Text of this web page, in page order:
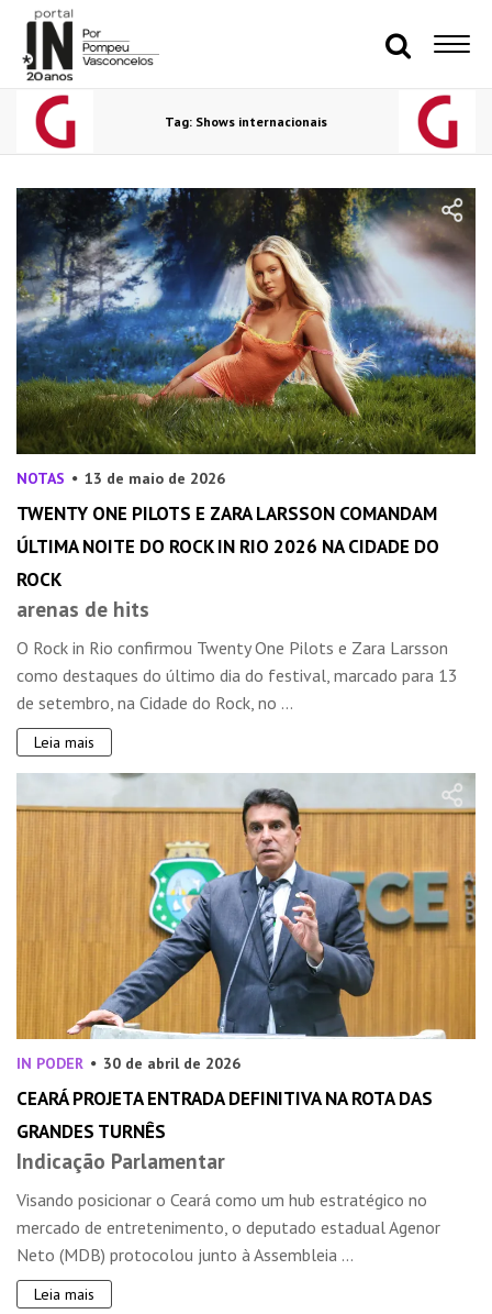
Tag: Shows internacionais
NOTAS 13 de maio de 2026
TWENTY ONE PILOTS E ZARA LARSSON COMANDAM
ÚLTIMA NOITE DO ROCK IN RIO 2026 NA CIDADE DO
ROCK
arenas de hits
O Rock in Rio confirmou Twenty One Pilots e Zara Larsson
como destaques do último dia do festival, marcado para 13
de setembro, na Cidade do Rock, no ...
Leia mais
IN PODER 30 de abril de 2026
CEARÁ PROJETA ENTRADA DEFINITIVA NA ROTA DAS
GRANDES TURNÊS
Indicação Parlamentar
Visando posicionar o Ceará como um hub estratégico no
mercado de entretenimento, o deputado estadual Agenor
Neto (MDB) protocolou junto à Assembleia ...
Leia mais